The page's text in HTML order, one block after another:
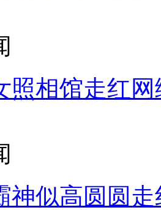
照相馆走红网
神似高圆圆走